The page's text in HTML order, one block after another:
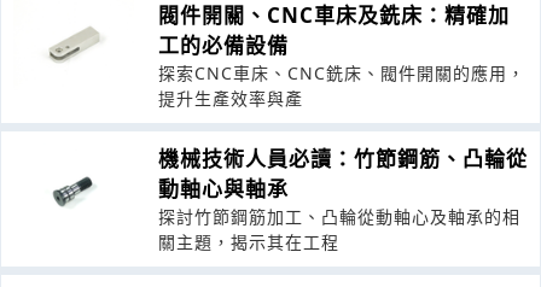
閥件開關、CNC車床及銑床：精確加
工的必備設備
探索CNC車床、CNC銑床、閥件開關的應用，
提升生產效率與產
機械技術人員必讀：竹節鋼筋、凸輪從
動軸心與軸承
探討竹節鋼筋加工、凸輪從動軸心及軸承的相
關主題，揭示其在工程